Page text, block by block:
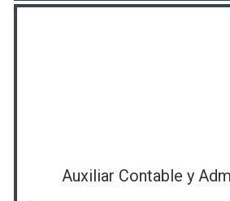
Auxiliar Contable y